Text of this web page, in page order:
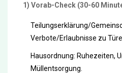
1) Vorab-Check (30-60
Teilungserklärung/
Verbote/Erlaubnisse zu
Hausordnung: Ruhezeiten,
Müllentsorgung.